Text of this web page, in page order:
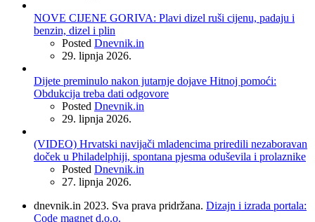
NOVE CIJENE GORIVA: Plavi dizel ruši cijenu, padaju i
benzin, dizel i plin
Posted Dnevnik.in
29. lipnja 2026.
Dijete preminulo nakon jutarnje dojave Hitnoj pomoći:
Obdukcija treba dati odgovore
Posted Dnevnik.in
29. lipnja 2026.
(VIDEO) Hrvatski navijači mladencima priredili nezaboravan
doček u Philadelphiji, spontana pjesma oduševila i prolaznike
Posted Dnevnik.in
27. lipnja 2026.
dnevnik.in 2023. Sva prava pridržana. Dizajn i izrada portala:
Code magnet d.o.o.